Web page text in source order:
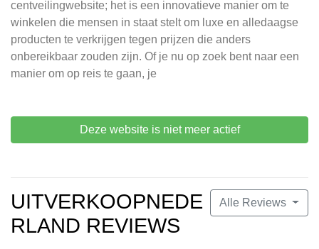
centveilingwebsite; het is een innovatieve manier om te
winkelen die mensen in staat stelt om luxe en alledaagse
producten te verkrijgen tegen prijzen die anders
onbereikbaar zouden zijn. Of je nu op zoek bent naar een
manier om op reis te gaan, je
Deze website is niet meer actief
Alle Reviews
UITVERKOOPNEDE
RLAND REVIEWS